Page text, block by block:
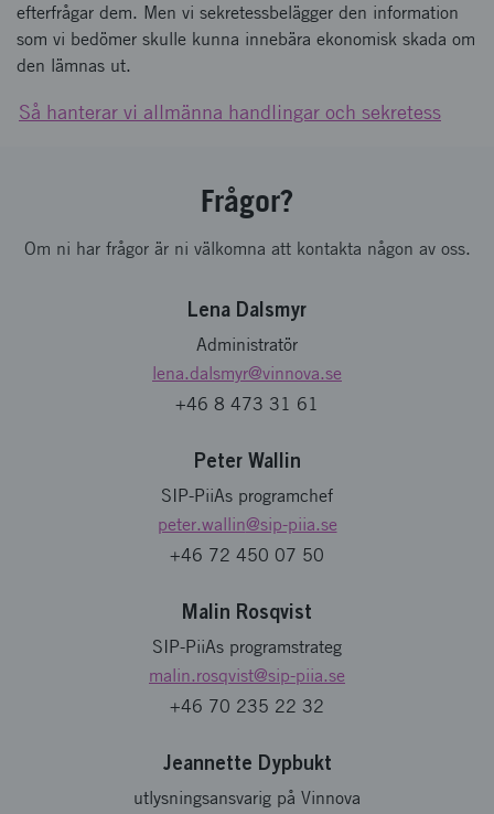
efterfrågar dem. Men vi sekretessbelägger den information
som vi bedömer skulle kunna innebära ekonomisk skada om
den lämnas ut.
Så hanterar vi allmänna handlingar och sekretess
Frågor?
Om ni har frågor är ni välkomna att kontakta någon av oss.
Lena Dalsmyr
Administratör
lena.dalsmyr@vinnova.se
+46 8 473 31 61
Peter Wallin
SIP-PiiAs programchef
peter.wallin@sip-piia.se
+46 72 450 07 50
Malin Rosqvist
SIP-PiiAs programstrateg
malin.rosqvist@sip-piia.se
+46 70 235 22 32
Jeannette Dypbukt
utlysningsansvarig på Vinnova